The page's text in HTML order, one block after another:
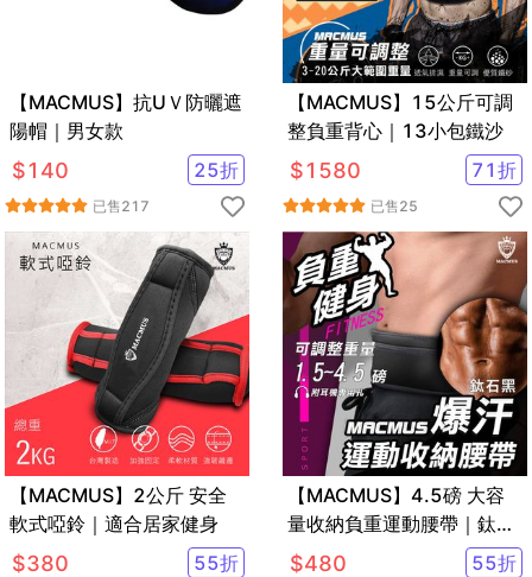
【MACMUS】抗UＶ防曬遮
陽帽｜男女款
$140 25折
已售217
【MACMUS】15公斤可調
整負重背心｜13小包鐵沙
$1580 71 折
已售25
【MACMUS】2公斤 安全
軟式啞鈴｜適合居家健身
$380 55折
【MACMUS】4.5磅 大容
量收納負重運動腰帶｜鈦石
黑
$480 55折